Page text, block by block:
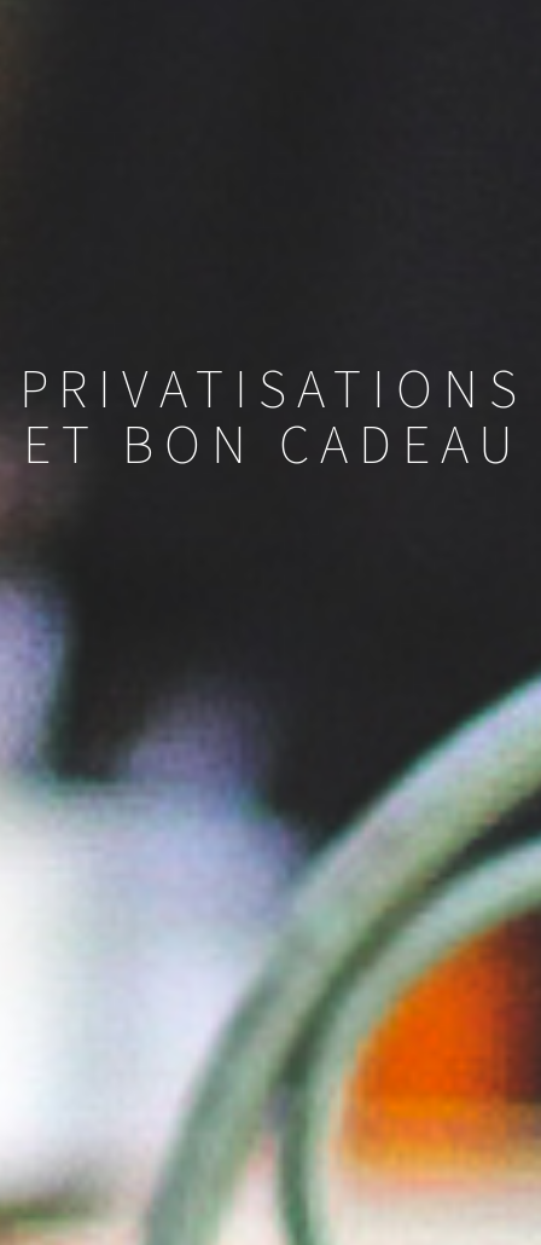
PRIVATISATIONS
ET BON CADEAU